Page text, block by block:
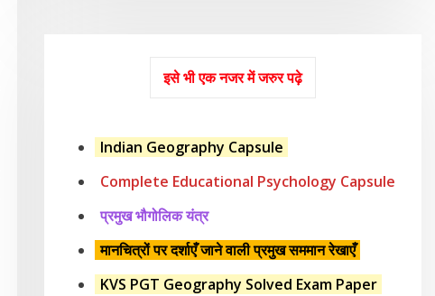
इसे भी एक नजर में जरुर पढ़े
Indian Geography Capsule
Complete Educational Psychology Capsule
प्रमुख भौगोलिक यंत्र
मानचित्रों पर दर्शाएँ जाने वाली प्रमुख सममान रेखाएँ
KVS PGT Geography Solved Exam Paper